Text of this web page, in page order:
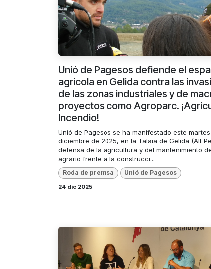
Unió de Pagesos defiende el
agrícola en Gelida contra las
de las zonas industriales y de
proyectos como Agroparc.
Incendio!
Unió de Pagesos se ha manifestado este
diciembre de 2025, en la Talaia de Gelida (Alt
defensa de la agricultura y del mantenimiento
agrario frente a la construcci...
Roda de premsa Unió de Pagesos
24 dic 2025